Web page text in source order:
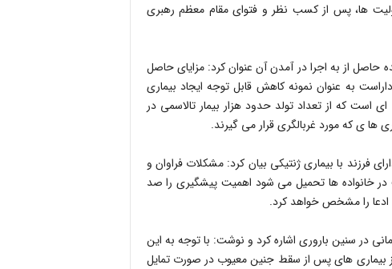
ها، پس از کسب نظر و فتوای مقام معظم رهبری
از به اجرا در آمدن آن عنوان کرد: مزایای حاصل
به عنوان نمونه کاهش قابل توجه ایجاد بیماری
است که از تعداد تولد حدود هزار بیمار تالاسمی در
فرزند با بیماری ژنتیکی بیان کرد: مشکلات فراوان و
خانواده ها تحمیل می شود اهمیت پیشگیری را صد
ادعا را مشخص خواهد کرد.
در سنین باروری اشاره کرد و نوشت: با توجه به این
بیماری های پس از سقط جنین معیوب در صورت تمایل